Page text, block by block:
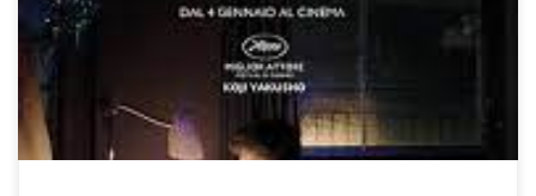
lo fa tornando in quella che sembra essere la sua terra
promessa: il Giappone. Con questa opera il
settantottenne Wenders dimostra di avere colto in […]